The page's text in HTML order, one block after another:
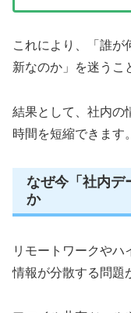
これにより、「誰が
新なのか」を迷うこ
結果として、社内の
時間を短縮できます。
なぜ今「社内デ
か
リモートワークやハ
情報が分散する問題